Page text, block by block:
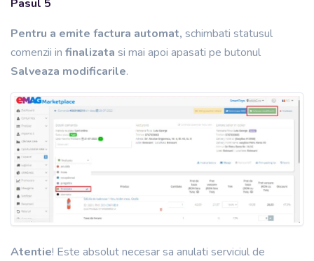
Pasul 5
Pentru a emite factura automat, schimbati statusul
comenzii in finalizata si mai apoi apasati pe butonul
Salveaza modificarile.
Atentie! Este absolut necesar sa anulati serviciul de